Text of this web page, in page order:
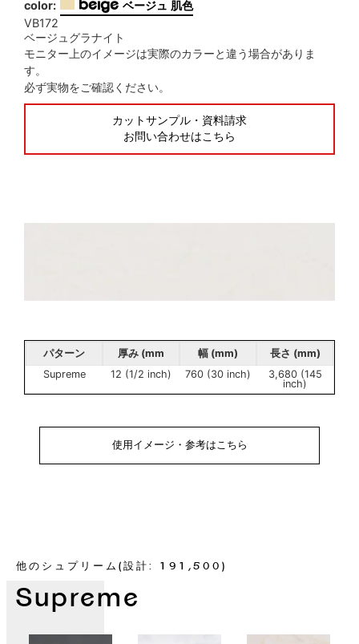
color: beige ベージュ 肌色
VB172
ベージュグラナイト
モニター上のイメージは実際のカラーと違う場合がありま
す。
必ず実物をご確認ください。
カットサンプル・資料請求
お問い合わせはこちら
パターン 厚み (mm 幅 (mm)
長さ (mm)
Supreme
12 (1/2 inch) 760 (30 inch)
3,680 (145
inch)
使用イメージ・参考はこちら
Supreme
他のシュプリーム(設計: 191,500)